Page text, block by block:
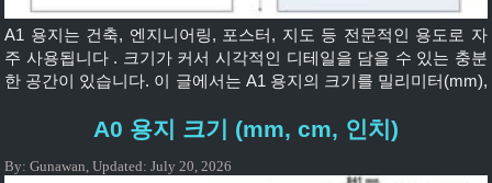
A1 용지는 건축, 엔지니어링, 포스터, 지도 등 전문적인 용도로 자
주 사용됩니다 . 크기가 커서 시각적인 디테일을 담을 수 있는 충분
한 공간이 있습니다. 이 글에서는 A1 용지의 크기를 밀리미터(mm),
다 . 🧾 A1 용지란 무엇인가요? A1 용지는 국제적으로 사용되
반 , A2 용지의 두 배입니다 . 📏 A1 크기 다음은 다양한 […]
A0 용지 크기 (mm, cm, 인치)
By:Gunawan ,Updated:July 20, 2026